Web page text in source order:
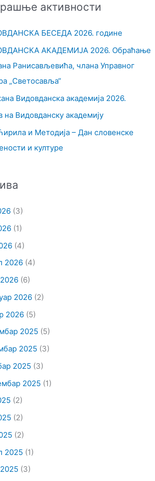
активности
БЕСЕДА 2026. године
АКАДЕМИЈА 2026. Обраћање
Ранисављевића, члана Управног
„Светосавља“
Видовданска академија 2026.
на Видовданску академију
и Методија – Дан словенске
и културе
(3)
(1)
(4)
2026(4)
(6)
2026(2)
2026(5)
2025 (5)
2025 (3)
2025 (3)
2025 (1)
(2)
(2)
(2)
2025 (1)
(3)